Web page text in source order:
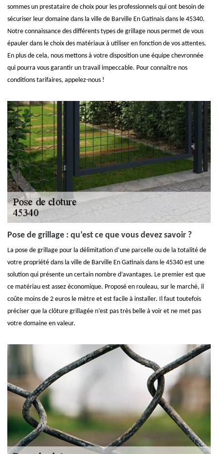
sommes un prestataire de choix pour les professionnels qui ont besoin de
sécuriser leur domaine dans la ville de Barville En Gatinais dans le 45340.
Notre connaissance des différents types de grillage nous permet de vous
épauler dans le choix des matériaux à utiliser en fonction de vos attentes.
En plus de cela, nous mettons à votre disposition une équipe chevronnée
qui pourra vous garantir un travail impeccable. Pour connaître nos
conditions tarifaires, appelez-nous !
Pose de grillage : qu’est ce que vous devez savoir ?
La pose de grillage pour la délimitation d’une parcelle ou de la totalité de
votre propriété dans la ville de Barville En Gatinais dans le 45340 est une
solution qui présente un certain nombre d’avantages. Le premier est que
ce matériau est assez économique. Proposé en rouleau, sur le marché, il
coûte moins de 2 euros le mètre et est facile à installer. Il faut toutefois
préciser que la clôture grillagée n’est pas très belle à voir et ne met pas
votre domaine en valeur.